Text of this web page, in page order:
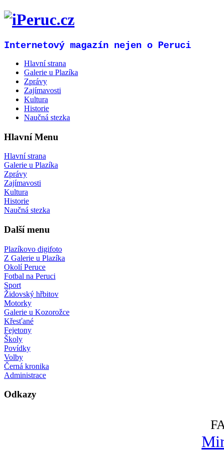
Internetový magazín nejen o Peruci
Hlavní strana
Galerie u Plazíka
Zprávy
Zajímavosti
Kultura
Historie
Naučná stezka
Hlavní Menu
Hlavní strana
Galerie u Plazíka
Zprávy
Zajímavosti
Kultura
Historie
Naučná stezka
Další menu
Plazíkovo digifoto
Z Galerie u Plazíka
Okolí Peruce
Fotbal na Peruci
Sport
Židovský hřbitov
Motorky
Galerie u Kozorožce
Křesťané
Fejetony
Školy
Povídky
Volby
Černá kronika
Administrace
Odkazy